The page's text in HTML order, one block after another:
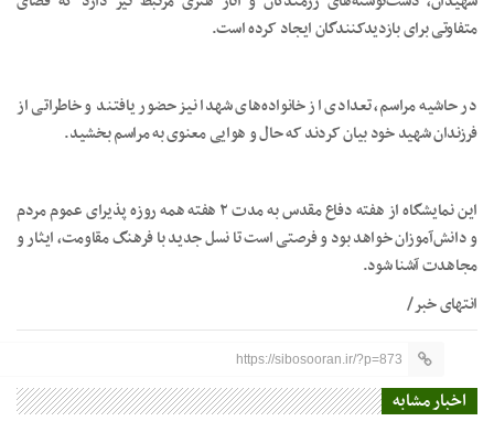
متفاوتی برای بازدیدکنندگان ایجاد کرده است.
در حاشیه مراسم، تعدادی از خانواده‌های شهدا نیز حضور یافتند و خاطراتی از
فرزندان شهید خود بیان کردند که حال و هوایی معنوی به مراسم بخشید.
این نمایشگاه از هفته دفاع مقدس به مدت ۲ هفته همه روزه پذیرای عموم مردم
و دانش‌آموزان خواهد بود و فرصتی است تا نسل جدید با فرهنگ مقاومت، ایثار و
مجاهدت آشنا شود.
انتهای خبر/
https://sibosooran.ir/?p=873
اخبار مشابه